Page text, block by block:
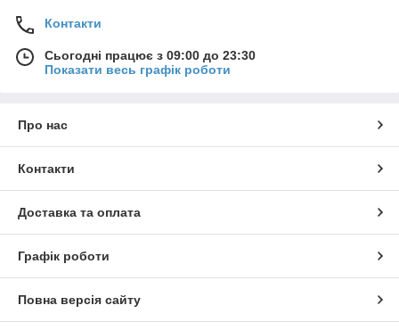
Контакти
Сьогодні працює з 09:00 до 23:30
Показати весь графік роботи
Про нас
Контакти
Доставка та оплата
Графік роботи
Повна версія сайту